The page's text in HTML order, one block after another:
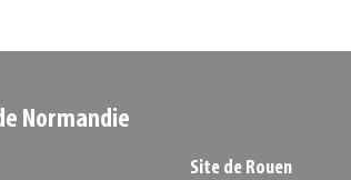
Normandie
Site de Rouen